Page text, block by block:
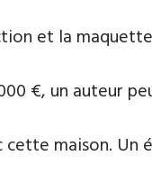
et la
€, un auteur
cette maison.